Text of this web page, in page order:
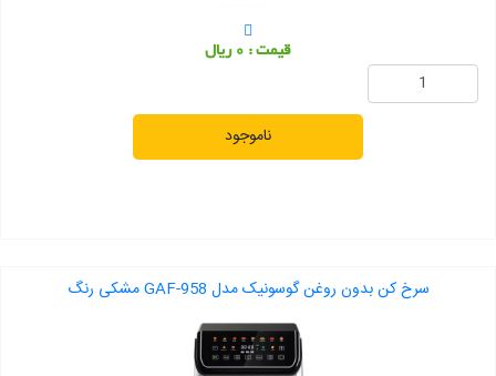
قیمت : 0 ریال
ناموجود
سرخ کن بدون روغن گوسونیک مدل GAF-958 مشکی رنگ